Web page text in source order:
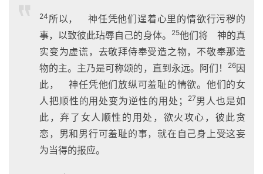
24 所以， 神任凭他们逞着心里的情欲行污秽的
事，以致彼此玷辱自己的身体。
25他们将 神的真
实变为虚谎，去敬拜侍奉受造之物，不敬奉那造
物的主。主乃是可称颂的，直到永远。阿们！
26因
此， 神任凭他们放纵可羞耻的情欲。他们的女
人把顺性的用处变为逆性的用处；
27男人也是如
此，弃了女人顺性的用处，欲火攻心，彼此贪
恋，男和男行可羞耻的事，就在自己身上受这妄
为当得的报应。